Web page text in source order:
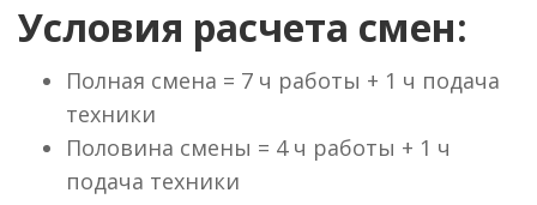
Условия расчета смен:
Полная смена = 7 ч работы + 1 ч подача
техники
Половина смены = 4 ч работы + 1 ч
подача техники